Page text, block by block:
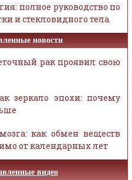
полное руководство по
и стекловидного тела
новости
рак проявил свою
зеркало эпохи: почему
как обмен веществ
от календарных лет
видео